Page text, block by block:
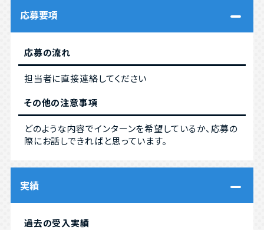
応募要項
応募の流れ
担当者に直接連絡してください
その他の注意事項
どのような内容でインターンを希望しているか、応募の
際にお話しできればと思っています。
実績
過去の受入実績